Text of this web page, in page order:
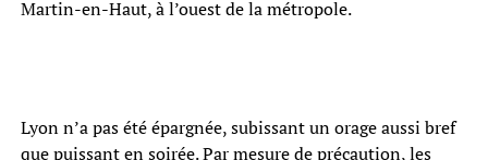
Martin-en-Haut, à l’ouest de la métropole.
Lyon n’a pas été épargnée, subissant un orage aussi bref
que puissant en soirée. Par mesure de précaution, les